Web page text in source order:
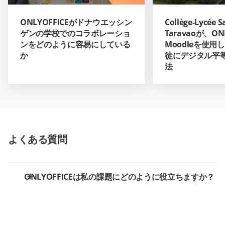
ONLYOFFICEがドナウエッシン
ゲンの学校でのコラボレーショ
ンをどのように容易にしている
か
Collège-Lycée
Taravaoが、
Moodleを使用
徒にデジタル平
法
よくある質問
ONLYOFFICEは私の課題にどのように役立ちますか？